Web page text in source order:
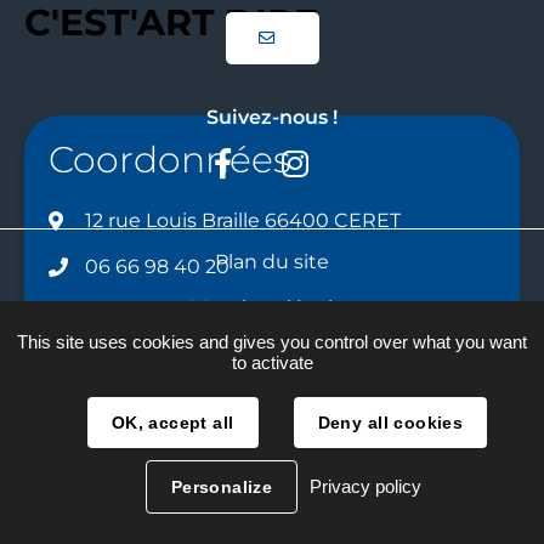
C'EST'ART DIRE
Coordonnées
12 rue Louis Braille 66400 CERET
06 66 98 40 20
Suivez-nous !
Facebook
Plan du site
Mentions légales
Traitement des données
Accessibilité
Réalisation :
La Fabrique
This site uses cookies and gives you control over what you want
to activate
OK, accept all Deny all cookies
Personalize Privacy policy